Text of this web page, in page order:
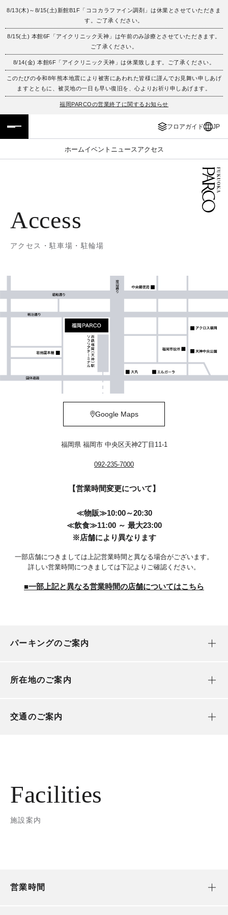
8/13(木)～8/15(土)新館B1F「ココカラファイン調剤」は休業とさせていただきま
す。ご了承ください。
8/15(土) 本館6F「アイクリニック天神」は午前のみ診療とさせていただきます。
ご了承ください。
8/14(金) 本館6F「アイクリニック天神」は休業致します。ご了承ください。
このたびの令和8年熊本地震により被害にあわれた皆様に謹んでお見舞い申しあげ
ますとともに、被災地の一日も早い復旧を、心よりお祈り申しあげます。
福岡PARCOの営業終了に関するお知らせ
フロアガイド JP
ホームイベント ニュース アクセス
フロアガイド
施設案内・アクセス
イベント・ポップアップ
レストラン・カフェ
ENGLISH
繁体字
簡体字
ภาษาไทย
Access
アクセス・駐車場・駐輪場
Google Maps
福岡県 福岡市 中央区天神2丁目11-1
092-235-7000
【営業時間変更について】
≪物販≫10:00～20:30
≪飲食≫11:00 ～ 最大23:00
※店舗により異なります
一部店舗につきましては上記営業時間と異なる場合がございます。
詳しい営業時間につきましては下記よりご確認ください。
■一部上記と異なる営業時間の店舗についてはこちら
パーキングのご案内
所在地のご案内
交通のご案内
Facilities
施設案内
営業時間